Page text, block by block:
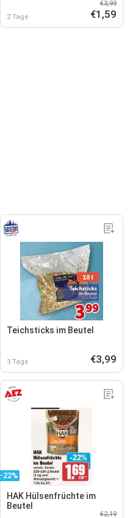
2 Tage
€3,99
€1,59
Teichsticks im Beutel
3 Tage €3,99
-22%
HAK Hülsenfrüchte im
Beutel
€2,19